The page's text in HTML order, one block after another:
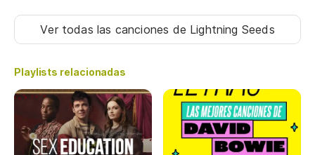
Ver todas las canciones de Lightning Seeds
Playlists relacionadas